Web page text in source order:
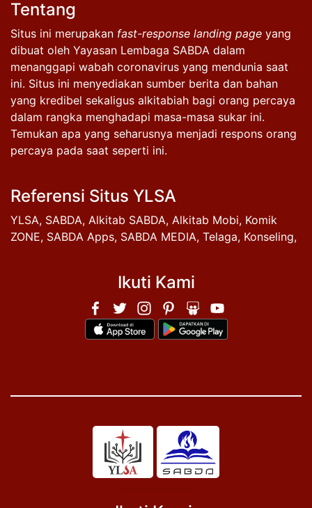
Tentang
Situs ini merupakan fast-response landing page yang
dibuat oleh Yayasan Lembaga SABDA dalam
menanggapi wabah coronavirus yang mendunia saat
ini. Situs ini menyediakan sumber berita dan bahan
yang kredibel sekaligus alkitabiah bagi orang percaya
dalam rangka menghadapi masa-masa sukar ini.
Temukan apa yang seharusnya menjadi respons orang
percaya pada saat seperti ini.
Referensi Situs YLSA
YLSA, SABDA, Alkitab SABDA, Alkitab Mobi, Komik
ZONE, SABDA Apps, SABDA MEDIA, Telaga, Konseling,
Ikuti Kami